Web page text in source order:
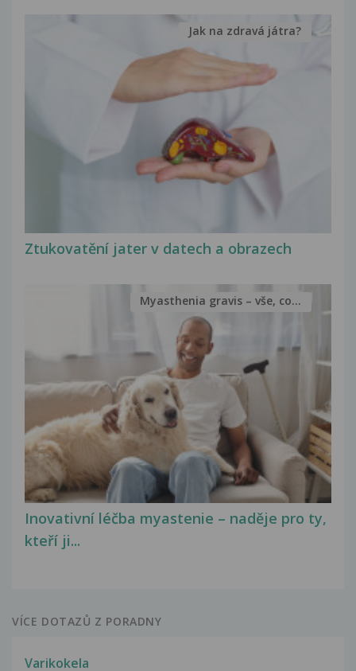
Ztukovatění jater v datech a obrazech
Jak na zdravá játra?
Inovativní léčba myastenie – naděje pro ty,
kteří ji...
Myasthenia gravis – vše, co...
VÍCE DOTAZŮ Z PORADNY
Varikokela